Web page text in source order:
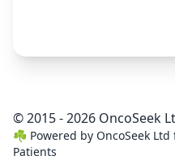
© 2015 - 2026 OncoSeek
☘️ Powered by OncoSeek Ltd
Patients